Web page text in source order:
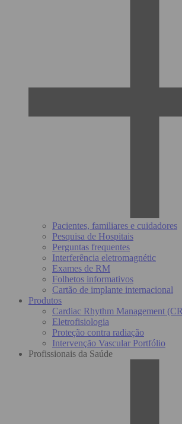
Pacientes, familiares e cuidadores
Pesquisa de Hospitais
Perguntas frequentes
Interferência eletromagnétic
Exames de RM
Folhetos informativos
Cartão de implante internacional
Produtos
Cardiac Rhythm Management
Eletrofisiologia
Proteção contra radiação
Intervenção Vascular Portfólio
Profissionais da Saúde